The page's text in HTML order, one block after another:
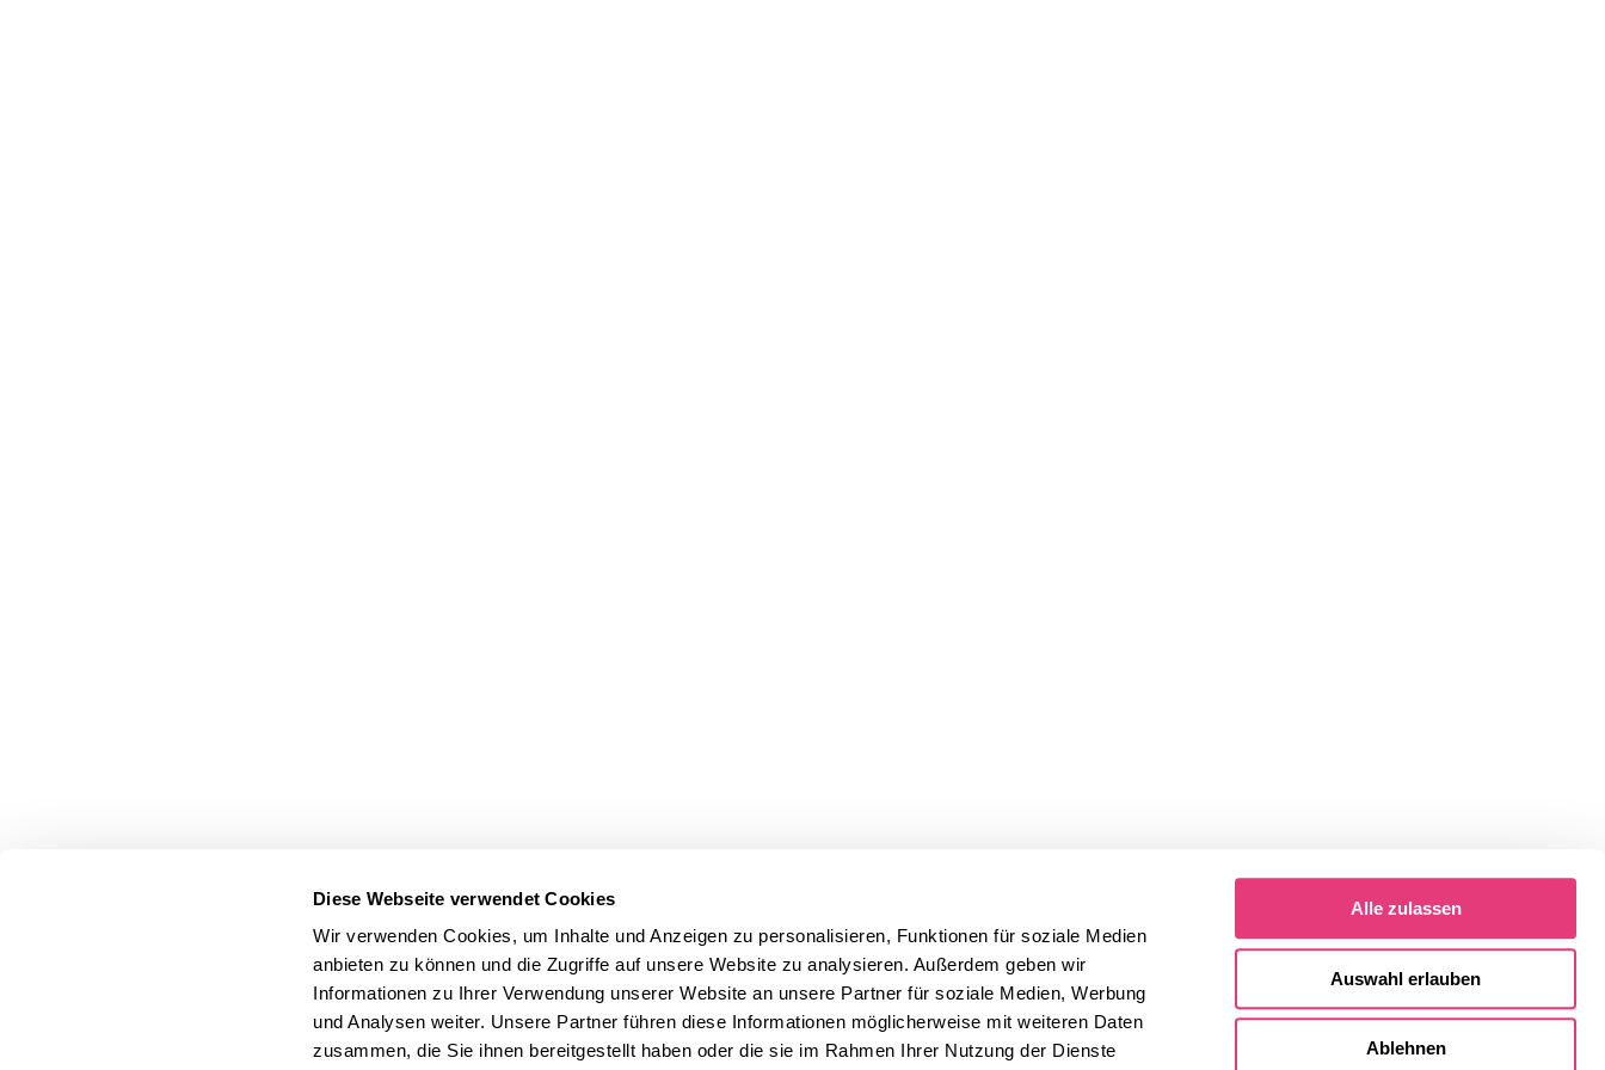
Diese Webseite verwendet Cookies
Wir verwenden Cookies, um Inhalte und Anzeigen zu personalisieren, Funktionen für soziale Medien
anbieten zu können und die Zugriffe auf unsere Website zu analysieren. Außerdem geben wir
Informationen zu Ihrer Verwendung unserer Website an unsere Partner für soziale Medien, Werbung
und Analysen weiter. Unsere Partner führen diese Informationen möglicherweise mit weiteren Daten
zusammen, die Sie ihnen bereitgestellt haben oder die sie im Rahmen Ihrer Nutzung der Dienste
Alle zulassen
Auswahl erlauben
Ablehnen